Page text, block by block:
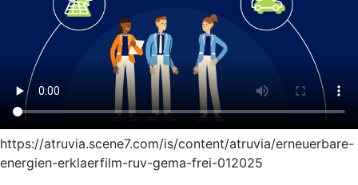
https://atruvia.scene7.com/is/content/atruvia/erneuerbare-
energien-erklaerfilm-ruv-gema-frei-012025